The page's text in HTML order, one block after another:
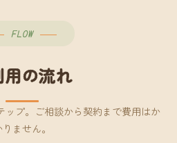
FLOW
用の流れ
ップ。ご相談から契約まで費用はか
ません。